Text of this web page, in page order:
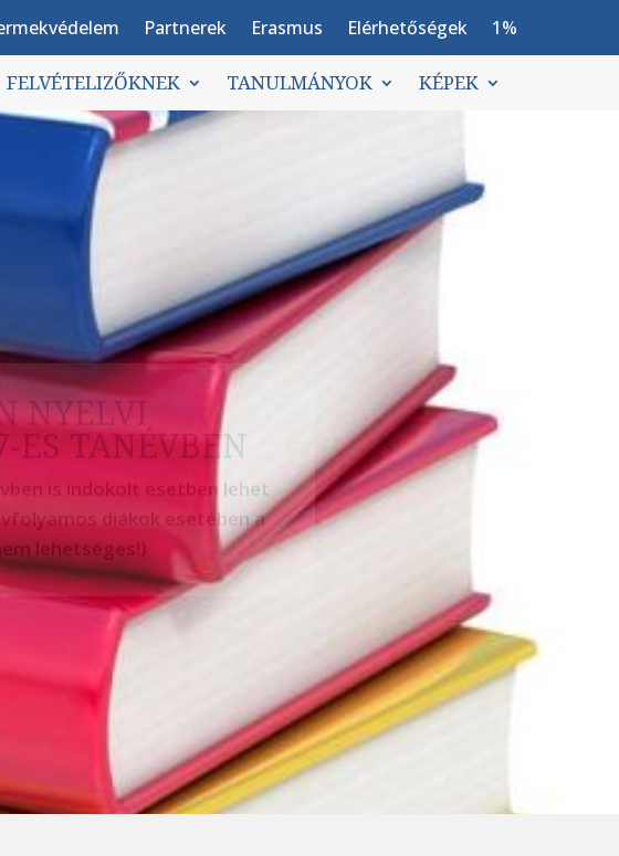
Partnerek Erasmus Elérhetőségek 1%
FELVÉTELIZŐKNEK TANULMÁNYOK KÉPEK
NYELVI
ES TANÉVBEN
is indokolt esetben lehet
diákok esetében a
lehetséges!)